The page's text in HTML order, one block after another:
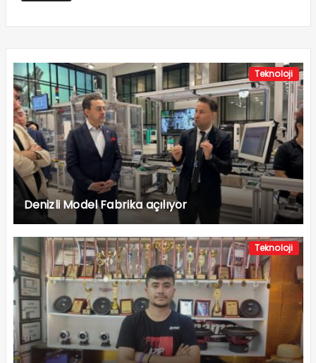
Teknoloji
Denizli Model Fabrika açılıyor
Teknoloji